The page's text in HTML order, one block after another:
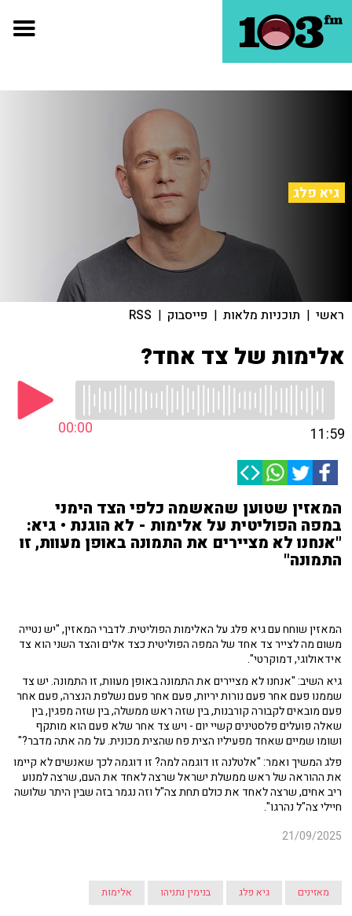
גיא פלג
ראשי | תוכניות מלאות | פייסבוק |
RSS
אלימות של צד אחד?
00:00 11:59
המאזין שטוען שהאשמה כלפי הצד הימני
במפה הפוליטית על אלימות - לא הוגנת • גיא:
"אנחנו לא מציירים את התמונה באופן מעוות, זו
התמונה"
המאזין שוחח עם גיא פלג על האלימות הפוליטית. לדברי המאזין, "יש נטייה
משום מה לצייר צד אחד של המפה הפוליטית כצד אלים והצד השני הוא צד
אידאולוגי, דמוקרטי".
גיא השיב: "אנחנו לא מציירים את התמונה באופן מעוות, זו התמונה. יש צד
שממנו פעם אחר פעם נורות יריות, פעם אחר פעם נשלפת הנצרה, פעם אחר
פעם מובאים לקבורה קורבנות, בין שזה ראש ממשלה, בין שזה מפגין, בין
שאלה פועלים פלסטינים קשיי יום - ויש צד אחר שלא פעם הוא מותקף
ושומו שמיים שאחד מפעיליו הצית פח שהצית מכונית. על מה אתה מדבר?"
פלג המשיך ואמר: "אלטלנה זו דוגמה למה? זו דוגמה לכך שאנשים לא קיימו
את ההוראה של ראש ממשלת ישראל שרצה לאחד את העם, שרצה למנוע
ריב אחים, שרצה לאחד את כולם תחת צה"ל וזה נגמר בזה שבין היתר שלושה
חיילי צה"ל נהרגו".
21/09/2025
מאזינים גיא פלג בנימין נתניהו אלימות